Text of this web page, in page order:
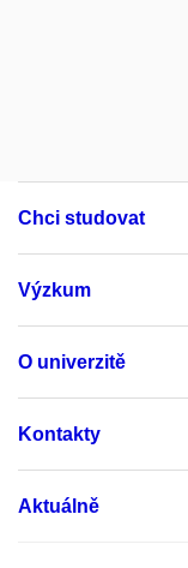
Chci studovat
Výzkum
O univerzitě
Kontakty
Aktuálně